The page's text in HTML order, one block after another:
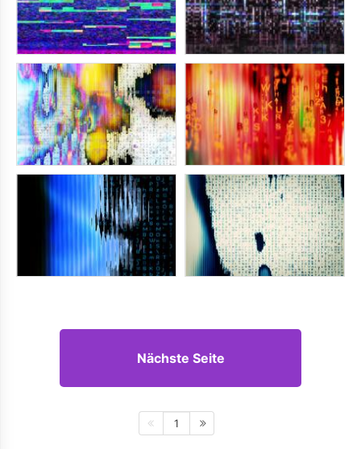
Nächste Seite
1